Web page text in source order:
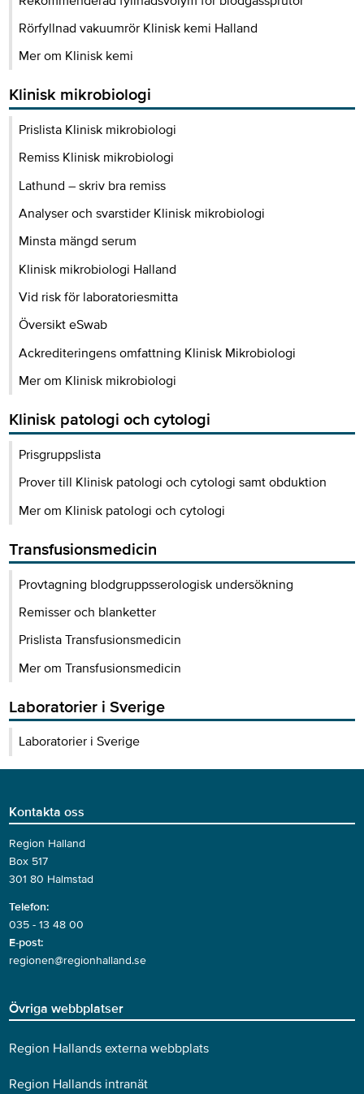
Rörfyllnad vakuumrör Klinisk kemi Halland
Mer om Klinisk kemi
Klinisk mikrobiologi
Prislista Klinisk mikrobiologi
Remiss Klinisk mikrobiologi
Lathund – skriv bra remiss
Analyser och svarstider Klinisk mikrobiologi
Minsta mängd serum
Klinisk mikrobiologi Halland
Vid risk för laboratoriesmitta
Översikt eSwab
Ackrediteringens omfattning Klinisk Mikrobiologi
Mer om Klinisk mikrobiologi
Klinisk patologi och cytologi
Prisgruppslista
Prover till Klinisk patologi och cytologi samt obduktion
Mer om Klinisk patologi och cytologi
Transfusionsmedicin
Provtagning blodgruppsserologisk undersökning
Remisser och blanketter
Prislista Transfusionsmedicin
Mer om Transfusionsmedicin
Laboratorier i Sverige
Laboratorier i Sverige
Kontakta oss
Region Halland
Box 517
301 80 Halmstad
Telefon:
035 - 13 48 00
E-post:
regionen@regionhalland.se
Övriga webbplatser
Region Hallands externa webbplats
Region Hallands intranät